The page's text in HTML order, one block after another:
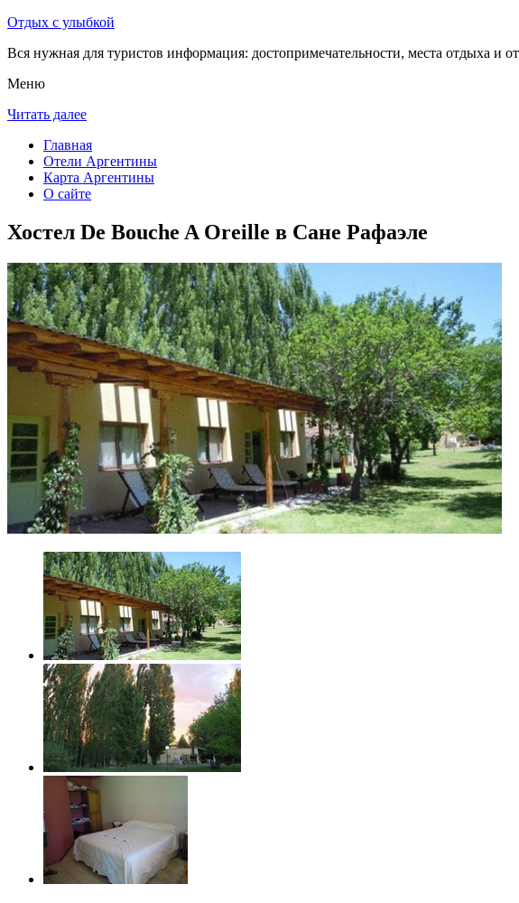
Отдых с улыбкой
Вся нужная для туристов информация: достопримечательности, места отдыха и
Меню
Читать далее
Главная
Отели Аргентины
Карта Аргентины
О сайте
Хостел De Bouche A Oreille в Сане Рафаэле